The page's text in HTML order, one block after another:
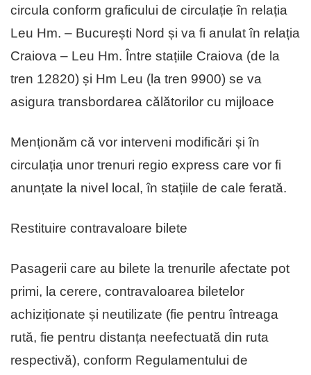
circula conform graficului de circulație în relația
Leu Hm. – București Nord și va fi anulat în relația
Craiova – Leu Hm. Între stațiile Craiova (de la
tren 12820) și Hm Leu (la tren 9900) se va
asigura transbordarea călătorilor cu mijloace
Menționăm că vor interveni modificări și în
circulația unor trenuri regio express care vor fi
anunțate la nivel local, în stațiile de cale ferată.
Restituire contravaloare bilete
Pasagerii care au bilete la trenurile afectate pot
primi, la cerere, contravaloarea biletelor
achiziționate și neutilizate (fie pentru întreaga
rută, fie pentru distanța neefectuată din ruta
respectivă), conform Regulamentului de